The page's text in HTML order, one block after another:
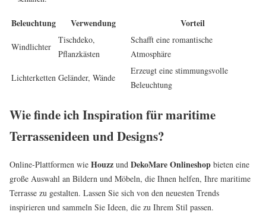
Beleuchtung Verwendung Vorteil
Windlichter
Tischdeko,
Pflanzkästen
Schafft eine romantische
Atmosphäre
Lichterketten Geländer, Wände
Erzeugt eine stimmungsvolle
Beleuchtung
Wie finde ich Inspiration für maritime
Terrassenideen und Designs?
Online-Plattformen wie Houzz und DekoMare Onlineshop bieten eine
große Auswahl an Bildern und Möbeln, die Ihnen helfen, Ihre maritime
Terrasse zu gestalten. Lassen Sie sich von den neuesten Trends
inspirieren und sammeln Sie Ideen, die zu Ihrem Stil passen.